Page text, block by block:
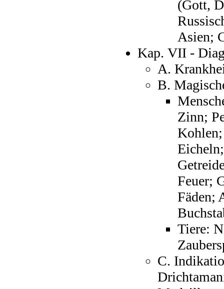
(Gott,
Asien;
Kap. VII -
A.
B.
Zinn;
Feuer;
Fäden;
Tiere:
C.